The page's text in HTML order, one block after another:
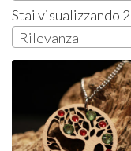
Stai visualizzando
Rilevanza